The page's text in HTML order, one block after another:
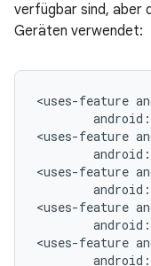
verfügbar sind, aber
Geräten verwendet:
<uses-feature
<uses-feature
<uses-feature
<uses-feature
<uses-feature